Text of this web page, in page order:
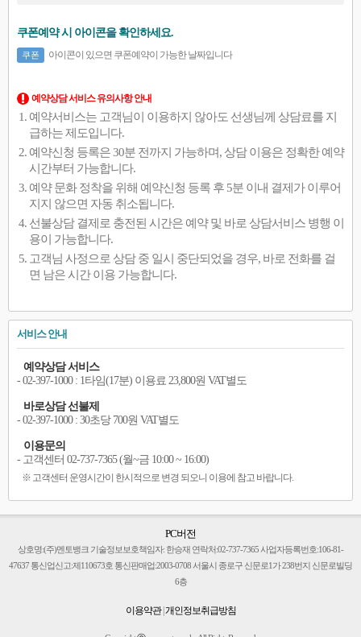
쿠폰예약 시 아이콘을 확인하세요.
쿠폰 아이콘이 있으면 쿠폰예약이 가능한 날짜입니다
예약상담 서비스 유의사항 안내
예약서비스는 고객님이 이용하지 않아도 선생님께 상담료를 지
급하는 제도입니다.
예약신청 등록은 30분 전까지 가능하며, 상담 이용은 정확한 예약
시간부터 가능합니다.
예약 문화 정착을 위해 예약신청 등록 후 5분 이내 결제가 이루어
지지 않으면 자동 취소됩니다.
선불상담 결제로 충전된 시간은 예약 및 바로 상담서비스 병행 이
용이 가능합니다.
고객님 사정으로 상담 중 일시 중단되었을 경우, 바로 전화를 걸
면 남은 시간 이용 가능합니다.
서비스 안내
예약상담 서비스
- 02-397-1000 : 1타임(17분) 이용료 23,800원 VAT별도
바로상담 선불제
- 02-397-1000 : 30초당 700원 VAT별도
이용문의
- 고객센터 02-737-7365 (월~금 10:00 ~ 16:00)
※ 고객센터 운영시간이 한시적으로 변경 되오니 이용에 참고 바랍니다.
PC버전
상호명:(주)멘토뱅크 기술정보보호책임자: 한승재 연락처:02-737-7365 사업자등록번호:106-81-
47637 통신업신고:제110673호 통신판매업:2003-0708 서울시 종로구 신문로1가 238번지 신문로빌딩
6층
이용약관|개인정보취급방침